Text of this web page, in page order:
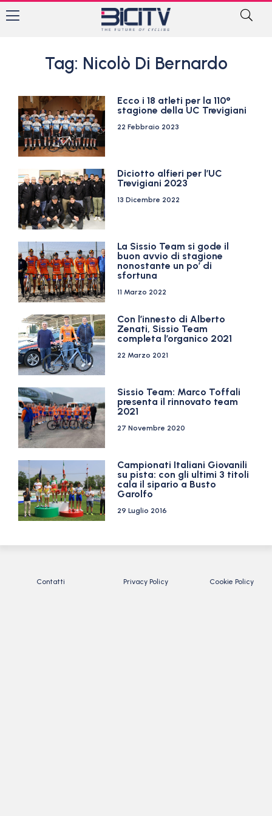
Tag: Nicolò Di Bernardo
Ecco i 18 atleti per la 110°
stagione della UC Trevigiani
22 Febbraio 2023
Diciotto alfieri per l’UC
Trevigiani 2023
13 Dicembre 2022
La Sissio Team si gode il
buon avvio di stagione
nonostante un po’ di
sfortuna
11 Marzo 2022
Con l’innesto di Alberto
Zenati, Sissio Team
completa l’organico 2021
22 Marzo 2021
Sissio Team: Marco Toffali
presenta il rinnovato team
2021
27 Novembre 2020
Campionati Italiani Giovanili
su pista: con gli ultimi 3 titoli
cala il sipario a Busto
Garolfo
29 Luglio 2016
Contatti Privacy Policy Cookie Policy